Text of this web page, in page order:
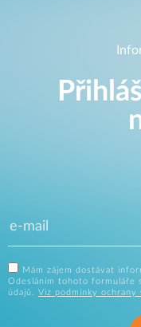
Mám zájem dostávat
Odesláním tohoto formuláře
údajů. Viz podmínky ochrany